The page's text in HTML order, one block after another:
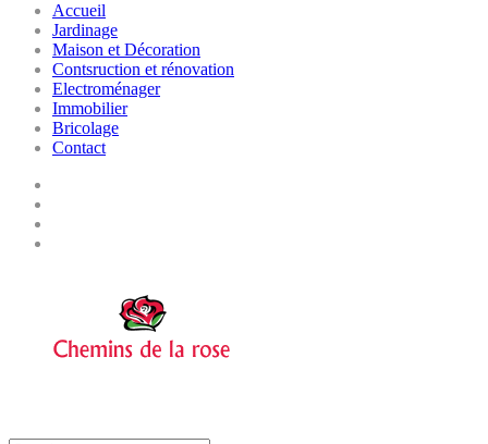
Accueil
Jardinage
Maison et Décoration
Contsruction et rénovation
Electroménager
Immobilier
Bricolage
Contact